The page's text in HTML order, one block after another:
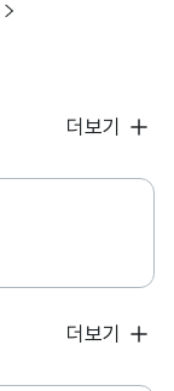
더보기
더보기